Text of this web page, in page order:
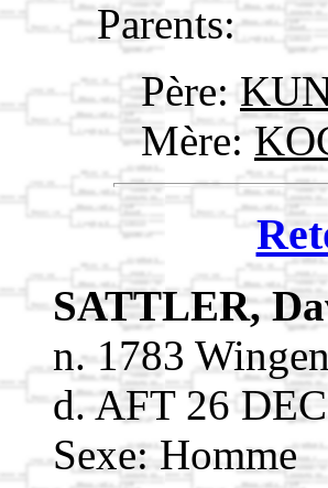
Parents:
Père:
Mère:
SATTLER,
n. 1783
d. AFT 26
Sexe: Homme